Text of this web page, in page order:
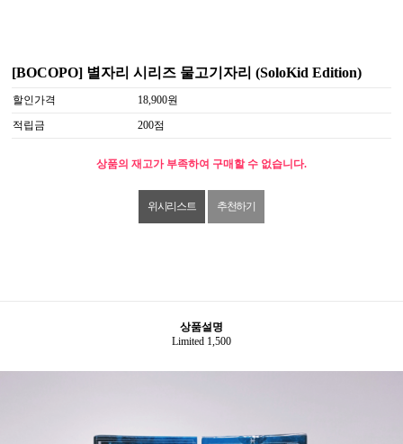
[BOCOPO] 별자리 시리즈 물고기자리 (SoloKid Edition)
할인가격
18,900원
적립금
200점
상품의 재고가 부족하여 구매할 수 없습니다.
위시리스트 추천하기
상품설명
Limited 1,500